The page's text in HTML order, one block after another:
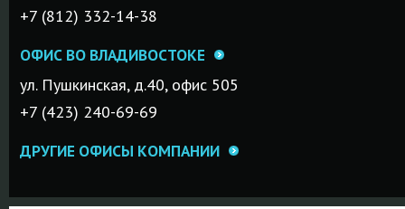
+7 (812) 332-14-38
ОФИС ВО ВЛАДИВОСТОКЕ
ул. Пушкинская, д.40, офис 505
+7 (423) 240-69-69
ДРУГИЕ ОФИСЫ КОМПАНИИ